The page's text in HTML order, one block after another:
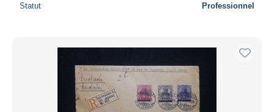
Statut Professionnel